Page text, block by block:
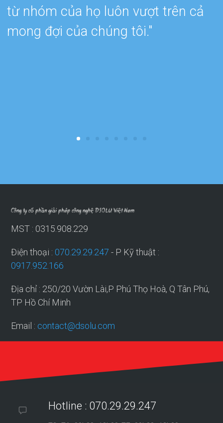
từ nhóm của họ luôn vượt trên cả
mong đợi của chúng tôi."
Công ty cổ phần giải pháp công nghệ DSOLU Việt Nam
MST : 0315.908.229
Điện thoại : 070.29.29.247 - P Kỹ thuật :
0917.952.166
Địa chỉ : 250/20 Vườn Lài,P Phú Thọ Hoà, Q Tân Phú,
TP Hồ Chí Minh
Email : contact@dsolu.com
Hotline : 070.29.29.247